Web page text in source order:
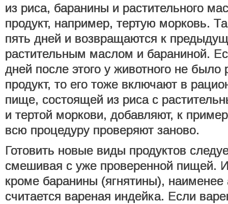
из риса, баранины и растительного
продукт, например, тертую морковь.
пять дней и возвращаются к
растительным маслом и бараниной.
дней после этого у животного не
продукт, то его тоже включают в
пище, состоящей из риса с
и тертой моркови, добавляют, к
всю процедуру проверяют заново.
Готовить новые виды продуктов
смешивая с уже проверенной пищей.
кроме баранины (ягнятины),
считается вареная индейка. Если